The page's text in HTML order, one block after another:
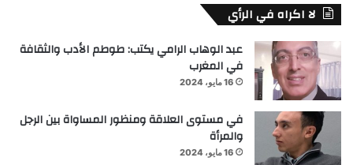
لا اكراه في الرأي
عبد الوهاب الرامي يكتب: طوطم الأدب والثقافة
في المغرب
16 مايو، 2024
في مستوى العلاقة ومنظور المساواة بين الرجل
والمرأة
16 مايو، 2024